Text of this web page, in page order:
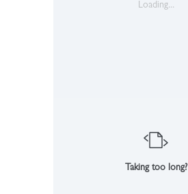
Loading...
Taking too long?